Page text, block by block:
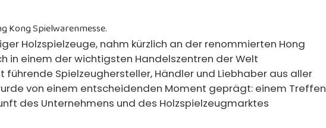
Kong Spielwarenmesse.
Holzspielzeuge, nahm kürzlich an der renommierten Hong
in einem der wichtigsten Handelszentren der Welt
Spielzeughersteller, Händler und Liebhaber aus aller
von einem entscheidenden Moment geprägt: einem Treffen
des Unternehmens und des Holzspielzeugmarktes